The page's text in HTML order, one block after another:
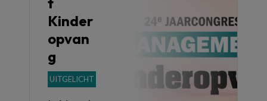
Kinder
opvan
g
UITGELICHT